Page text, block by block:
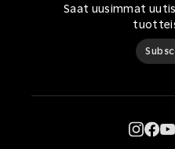
Saat uusimmat